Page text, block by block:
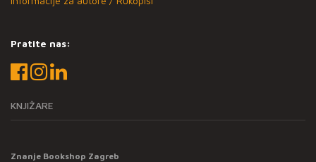
Pratite nas:
KNJIŽARE
Znanje Bookshop Zagreb